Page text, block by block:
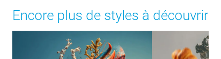
Encore plus de styles à découvrir